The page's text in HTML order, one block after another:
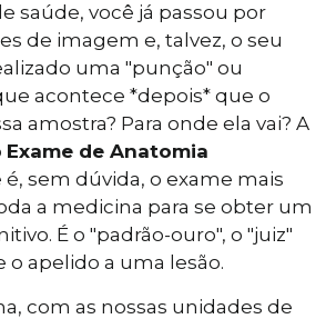
saúde, você já passou por
de imagem e, talvez, o seu
uma "punção" ou
acontece *depois* que o
amostra? Para onde ela vai? A
Exame de Anatomia
é, sem dúvida, o exame mais
a medicina para se obter um
É o "padrão-ouro", o "juiz"
o apelido a uma lesão.
com as nossas unidades de